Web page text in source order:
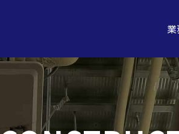
業